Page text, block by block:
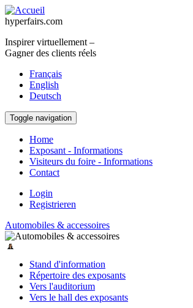
Aller au contenu principal
hyperfairs.com
Inspirer virtuellement –
Gagner des clients réels
Français
English
Deutsch
Toggle navigation
Home
Exposant - Informations
Visiteurs du foire - Informations
Contact
Login
Registrieren
Automobiles & accessoires
Stand d'information
Répertoire des exposants
Vers l'auditorium
Vers le hall des exposants